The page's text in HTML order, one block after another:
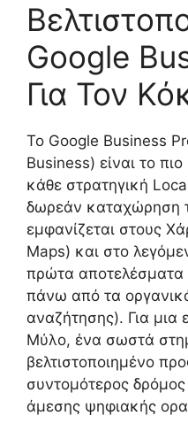
Google
Για Τον
Το Google Business
Business) είναι το
κάθε στρατηγική
δωρεάν καταχώρηση
εμφανίζεται στους
Maps) και στο
πρώτα αποτελέσματα
πάνω από τα
αναζήτησης). Για μια
Μύλο, ένα σωστά
βελτιστοποιημένο
συντομότερος
άμεσης ψηφιακής